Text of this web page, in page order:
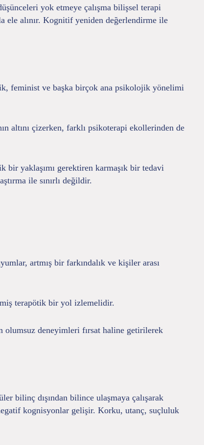
yok etmeye çalışma bilişsel terapi
ele alınır. Kognitif yeniden değerlendirme ile
feminist ve başka birçok ana psikolojik yönelimi
altını çizerken, farklı psikoterapi ekollerinden de
yaklaşımı gerektiren karmaşık bir tedavi
ile sınırlı değildir.
artmış bir farkındalık ve kişiler arası
terapötik bir yol izlemelidir.
olumsuz deneyimleri fırsat haline getirilerek
bilinç dışından bilince ulaşmaya çalışarak
kognisyonlar gelişir. Korku, utanç, suçluluk